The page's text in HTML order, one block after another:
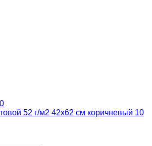
52 г/м2 42x62 см коричневый 10